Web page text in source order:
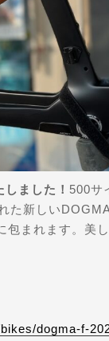
ました！ 500サ
た新しいDOGMA
包まれます。美
dogma-f-